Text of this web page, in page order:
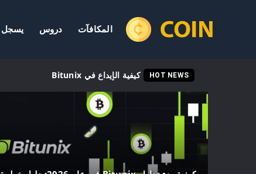
يسجل دروس المكافآت
HOT NEWS كيفية الإيداع في Bitunix